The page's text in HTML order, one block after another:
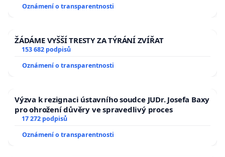
Oznámení o transparentnosti
ŽÁDÁME VYŠŠÍ TRESTY ZA TÝRÁNÍ ZVÍŘAT
153 682 podpisů
Oznámení o transparentnosti
Výzva k rezignaci ústavního soudce JUDr. Josefa Baxy
pro ohrožení důvěry ve spravedlivý proces
17 272 podpisů
Oznámení o transparentnosti